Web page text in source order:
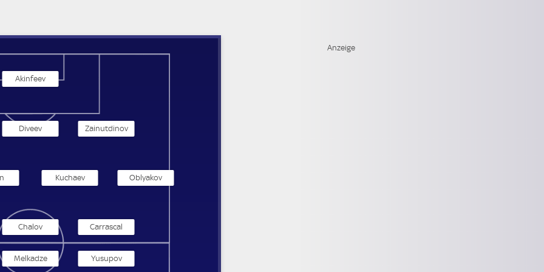
Akinfeev
Diveev Zainutdinov
Kuchaev Oblyakov
Chalov Carrascal
Yusupov
Melkadze